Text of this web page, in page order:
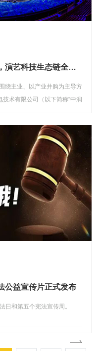
锋尚文化研发领域再添新助力，演艺科技生态链全面发力
绕主业、以产业并购为主导方
术有限公司（以下简称“中润
公益宣传片正式发布
日和第五个宪法宣传周。